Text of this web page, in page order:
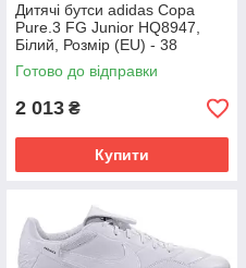
Дитячі бутси adidas Copa
Pure.3 FG Junior HQ8947,
Білий, Розмір (EU) - 38
Готово до відправки
2 013 ₴
Купити